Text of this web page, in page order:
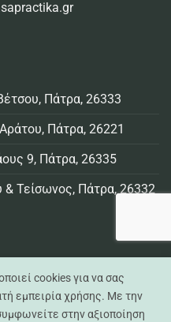
Πάτρα, 26333
Πάτρα, 26221
9, Πάτρα, 26335
Τείσωνος, Πάτρα, 26332
cookies για να σας
εμπειρία χρήσης. Με την
στην αξιοποίηση